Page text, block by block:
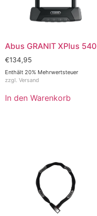
Abus GRANIT XPlus 540
€134,95
Enthält 20% Mehrwertsteuer
zzgl. Versand
In den Warenkorb